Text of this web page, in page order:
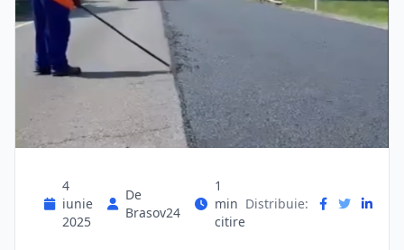
4
iunie
2025
De
Brasov24
1
min
citire
Distribuie: